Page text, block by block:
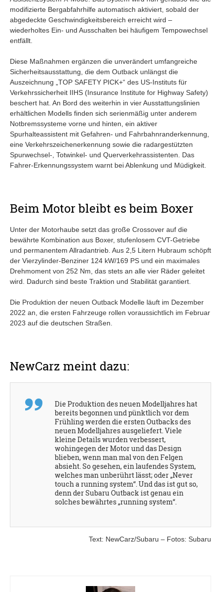
modifizierte Bergabfahrhilfe automatisch aktiviert, sobald der
abgedeckte Geschwindigkeitsbereich erreicht wird –
wiederholtes Ein- und Ausschalten bei häufigem Tempowechsel
entfällt.
Diese Maßnahmen ergänzen die unverändert umfangreiche
Sicherheitsausstattung, die dem Outback unlängst die
Auszeichnung „TOP SAFETY PICK+“ des US-Instituts für
Verkehrssicherheit IIHS (Insurance Institute for Highway Safety)
beschert hat. An Bord des weiterhin in vier Ausstattungslinien
erhältlichen Modells finden sich serienmäßig unter anderem
Notbremssysteme vorne und hinten, ein aktiver
Spurhalteassistent mit Gefahren- und Fahrbahnranderkennung,
eine Verkehrszeichenerkennung sowie die radargestützten
Spurwechsel-, Totwinkel- und Querverkehrassistenten. Das
Fahrer-Erkennungssystem warnt bei Ablenkung und Müdigkeit.
Beim Motor bleibt es beim Boxer
Unter der Motorhaube setzt das große Crossover auf die
bewährte Kombination aus Boxer, stufenlosem CVT-Getriebe
und permanentem Allradantrieb. Aus 2,5 Litern Hubraum schöpft
der Vierzylinder-Benziner 124 kW/169 PS und ein maximales
Drehmoment von 252 Nm, das stets an alle vier Räder geleitet
wird. Dadurch sind beste Traktion und Stabilität garantiert.
Die Produktion der neuen Outback Modelle läuft im Dezember
2022 an, die ersten Fahrzeuge rollen voraussichtlich im Februar
2023 auf die deutschen Straßen.
NewCarz meint dazu:
Die Produktion des neuen Modelljahres hat
bereits begonnen und pünktlich vor dem
Frühling werden die ersten Outbacks des
neuen Modelljahres ausgeliefert. Viele
kleine Details wurden verbessert,
wohingegen der Motor und das Design
blieben, wenn man mal von den Felgen
absieht. So gesehen, ein laufendes System,
welches man unberührt lässt; oder „Never
touch a running system“. Und das ist gut so,
denn der Subaru Outback ist genau ein
solches bewährtes „running system“.
Text: NewCarz/Subaru – Fotos: Subaru